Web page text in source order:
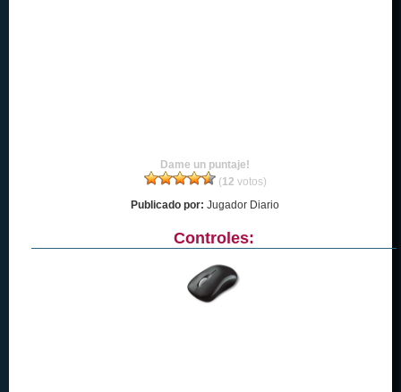
Dame un puntaje!
(12 votos)
Publicado por: Jugador Diario
Controles: